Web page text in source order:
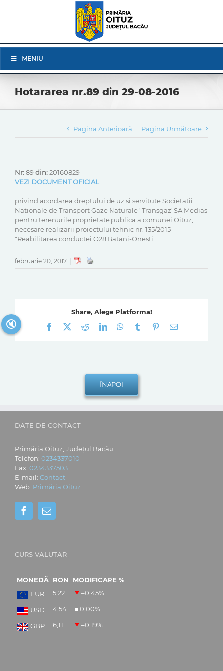
Navigation
MENIU
Hotararea nr.89 din 29-08-2016
Pagina Anterioară Pagina Următoare
Nr:89din:20160829
VEZI DOCUMENT OFICIAL
privind acordarea dreptului de uz si servitute Societatii
Nationale de Transport Gaze Naturale "Transgaz"SA Medias
pentru terenurile proprietate publica a comunei Oituz,
necesare realizarii proiectului tehnic nr. 135/2015
"Reabilitarea conductei O28 Batani-Onesti
februarie 20, 2017
Share, Alege Platforma!
Facebook
RedditLinkedInWhatsApp
Tumblr Pinterest
E-
DATE DE CONTACT
Primăria Oituz, Județul Bacău
Telefon: 0234337010
Fax: 0234337503
E-mail: Contact
Web: Primăria Oituz
CURS VALUTAR
MONEDĂ RON
MODIFICARE %
EUR
5,22 –0,45%
USD 4,54 0,00%
GBP 6,11 –0,19%
🔇